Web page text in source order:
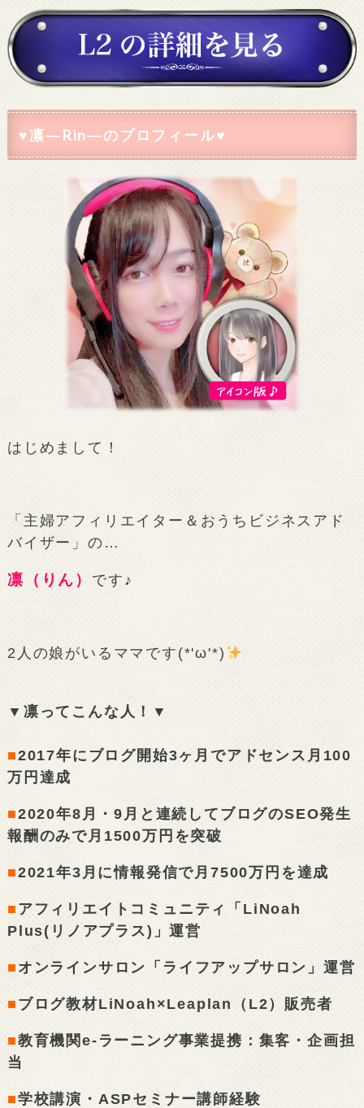
♥凛―Rin―のプロフィール♥
はじめまして！
「主婦アフィリエイター＆おうちビジネスアド
バイザー」の…
凛（りん） です♪
2人の娘がいるママです(*'ω'*)
▼凛ってこんな人！▼
■2017年にブログ開始3ヶ月でアドセンス月100
万円達成
■2020年8月・9月と連続してブログのSEO発生
報酬のみで月1500万円を突破
■2021年3月に情報発信で月7500万円を達成
■ アフィリエイトコミュニティ「LiNoah
Plus(リノアプラス)」運営
■ オンラインサロン「ライフアップサロン」運営
■ ブログ教材LiNoah×Leaplan（L2）販売者
■教育機関e-ラーニング事業提携：集客・企画担
当
■学校講演・ASPセミナー講師経験